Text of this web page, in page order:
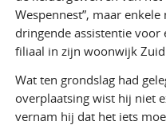
Wespennest”, maar
dringende assistentie voor
filiaal in zijn woonwijk
Wat ten grondslag had
overplaatsing wist hij niet
vernam hij dat het iets